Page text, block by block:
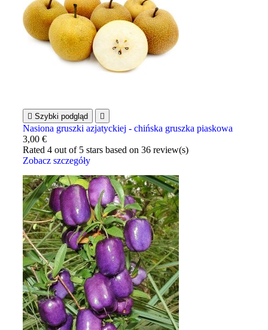
 Szybki podgląd 
Nasiona gruszki azjatyckiej - chińska gruszka piaskowa
3,00 €
Rated4 out of 5 stars based on36 review(s)
Zobacz szczegóły